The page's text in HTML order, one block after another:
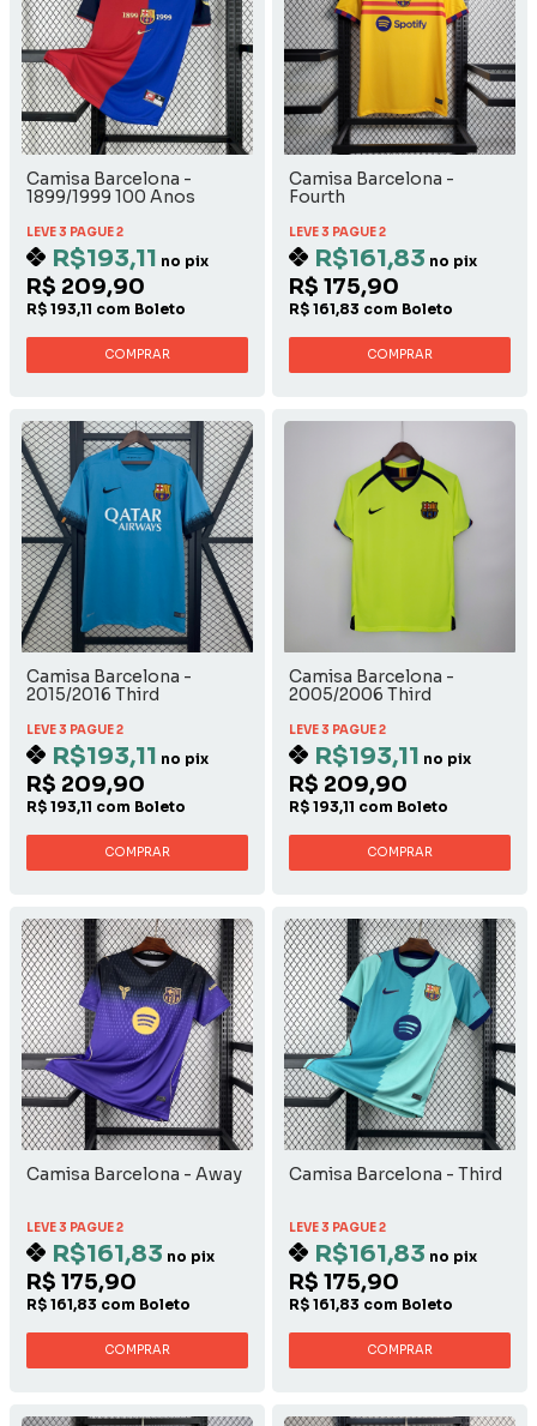
Camisa Barcelona -
1899/1999 100 Anos
LEVE 3 PAGUE 2
R$193,11 no pix
R$ 209,90
R$ 193,11 com Boleto
COMPRAR
Camisa Barcelona -
Fourth
LEVE 3 PAGUE 2
R$161,83 no pix
R$ 175,90
R$ 161,83 com Boleto
COMPRAR
Camisa Barcelona -
2015/2016 Third
LEVE 3 PAGUE 2
R$193,11 no pix
R$ 209,90
R$ 193,11 com Boleto
COMPRAR
Camisa Barcelona -
2005/2006 Third
LEVE 3 PAGUE 2
R$193,11 no pix
R$ 209,90
R$ 193,11 com Boleto
COMPRAR
Camisa Barcelona - Away
LEVE 3 PAGUE 2
R$161,83 no pix
R$ 175,90
R$ 161,83 com Boleto
COMPRAR
Camisa Barcelona - Third
LEVE 3 PAGUE 2
R$161,83 no pix
R$ 175,90
R$ 161,83 com Boleto
COMPRAR